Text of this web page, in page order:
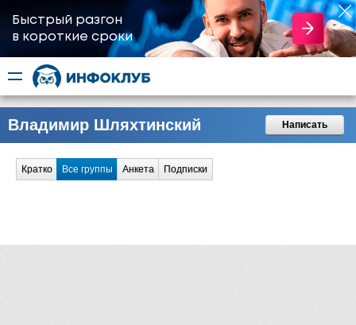
Быстрый разгон
​в короткие сроки
Владимир Шляхтинский Написать
Кратко Все группы Анкета Подписки